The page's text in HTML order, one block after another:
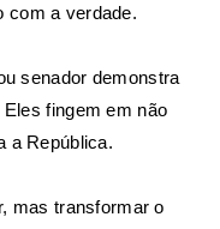
com a verdade.
senador demonstra
fingem em não
a República.
mas transformar o